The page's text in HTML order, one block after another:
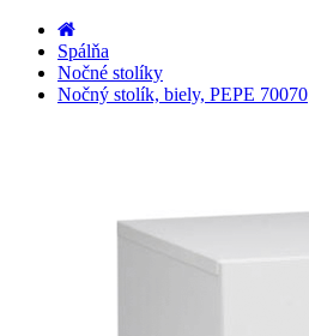
Spálňa
Nočné stolíky
Nočný stolík, biely, PEPE 70070